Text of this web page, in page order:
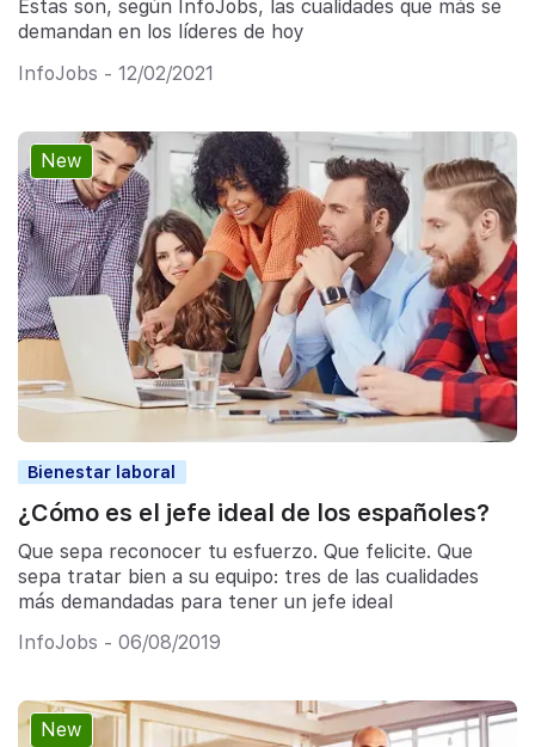
Estas son, según InfoJobs, las cualidades que más se
demandan en los líderes de hoy
InfoJobs - 12/02/2021
New
Bienestar laboral
¿Cómo es el jefe ideal de los españoles?
Que sepa reconocer tu esfuerzo. Que felicite. Que
sepa tratar bien a su equipo: tres de las cualidades
más demandadas para tener un jefe ideal
InfoJobs - 06/08/2019
New